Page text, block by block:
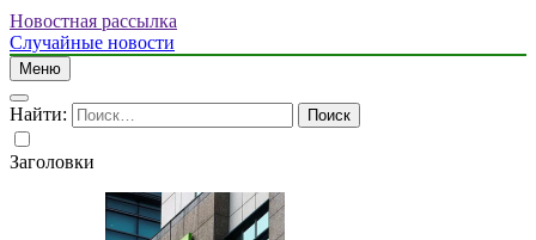
Новостная рассылка
Случайные новости
Меню
Найти:
Заголовки